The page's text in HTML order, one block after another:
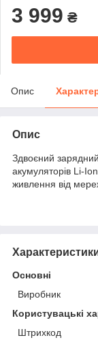
3 999 ₴
Опис
Опис
Здвоєний
акумуляторів Li-
живлення від
Основні
Виробник
Користувацькі
Штрихкод